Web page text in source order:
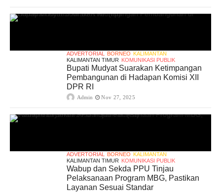
ADVERTORIAL BORNEO KALIMANTAN
KALIMANTAN TIMUR KOMUNIKASI PUBLIK
Bupati Mudyat Suarakan Ketimpangan
Pembangunan di Hadapan Komisi XII
DPR RI
Admin Nov 27, 2025
ADVERTORIAL BORNEO KALIMANTAN
KALIMANTAN TIMUR KOMUNIKASI PUBLIK
Wabup dan Sekda PPU Tinjau
Pelaksanaan Program MBG, Pastikan
Layanan Sesuai Standar